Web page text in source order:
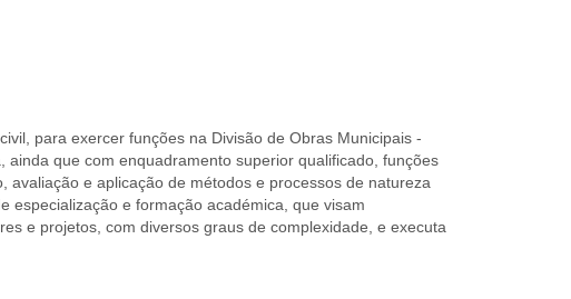
para exercer funções na Divisão de Obras Municipais -
que com enquadramento superior qualificado, funções
e aplicação de métodos e processos de natureza
especialização e formação académica, que visam
e projetos, com diversos graus de complexidade, e executa